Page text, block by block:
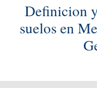
Definicion
suelos en